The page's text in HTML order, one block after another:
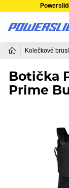
Kolečkové
Botička
Prime